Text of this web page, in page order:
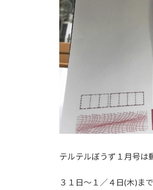
テルテルぼうず１月号は
３１日～１／４日(木)ま